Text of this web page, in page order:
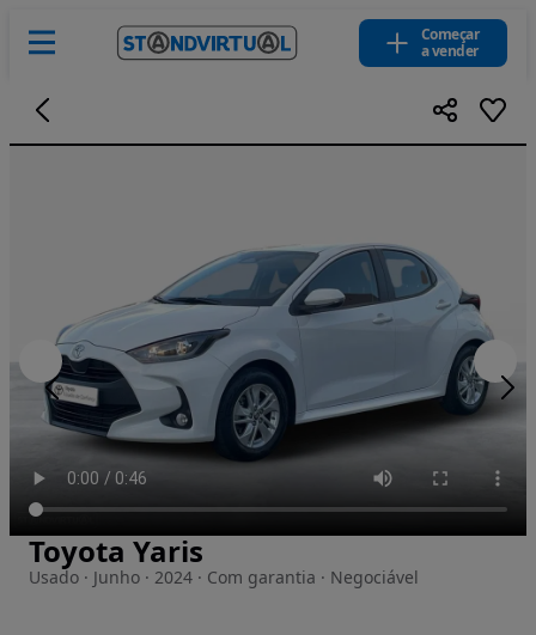
Começar
a vender
Imagem 1 de 22
Toyota Yaris
Usado · Junho · 2024 · Com garantia · Negociável